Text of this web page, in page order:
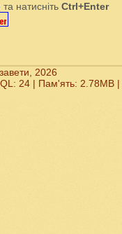
натисніть Ctrl+Enter
2026
24 | Пам'ять: 2.78MB |